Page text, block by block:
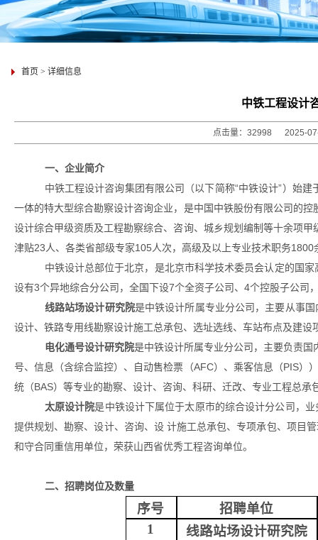
首页 > 详细信息
中铁工程设计
点击量：32998 2025-
一、企业简介
中铁工程设计咨询集团有限公司（以下简称“中铁设计”）始
一体的特大型综合勘察设计咨询企业，是中国中铁股份有限公司的
设计综合甲级资质及工程勘察综合、咨询、城乡规划编制等十余项
津贴23人、 各类省部级专家105人次，高级及以上专业技术职务1800
中铁设计总部位于北京，是北京市科学技术委员会认定的国
设有3个异地综合分公司，全国下设7个全资子公司、4个控股子公司
线路站场设计研究院是中铁设计所属专业分公司，主要从事
设计、铁路专用线勘察设计施工总承包、选址选线、车站布点及建设
电化通号设计研究院是中铁设计所属专业分公司， 主要负责国
号、信息（含综合监控）、自动售检票（AFC）、乘客信息（PIS）
统（BAS）等专业的勘察、设计、咨询、科研、迁改、专业工程总承
太原设计院是中铁设计下属位于太原市的综合设计分公司，
提供规划、勘察、设计、咨询、设 计施工总承包、专项承包、项目
和守合同重信用单位，荣获山西省优秀工程咨询单位。
二、招聘岗位及数量
序号
招聘单位
1
线路站场设计研究院